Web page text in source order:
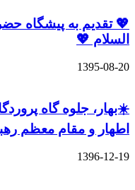
💖 تقدیم به پیشگاه
السلام 💖
1395-08-20
☀️بهار، جلوه گاه
اطهار و مقام معظم
1396-12-19